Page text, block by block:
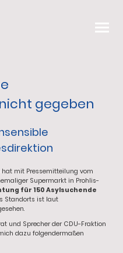
gegeben
hat mit Pressemitteilung vom
Supermarkt in Prohlis-
für 150 Asylsuchende
Standorts ist laut
und Sprecher der CDU-Fraktion
dazu folgendermaßen